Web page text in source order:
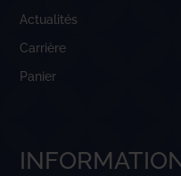
Actualités
Carrière
Panier